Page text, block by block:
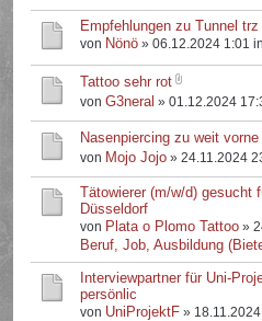
Empfehlungen zu Tunnel
von Nönö » 06.12.2024 1:01 in
Tattoo sehr rot
vonG3neral » 01.12.2024
Nasenpiercing zu weit
von Mojo Jojo » 24.11.2024
Tätowierer (m/w/d) gesucht
Düsseldorf
von Plata o Plomo Tattoo »
Beruf, Job, Ausbildung
Interviewpartner für Uni-
persönlic
von UniProjektF »